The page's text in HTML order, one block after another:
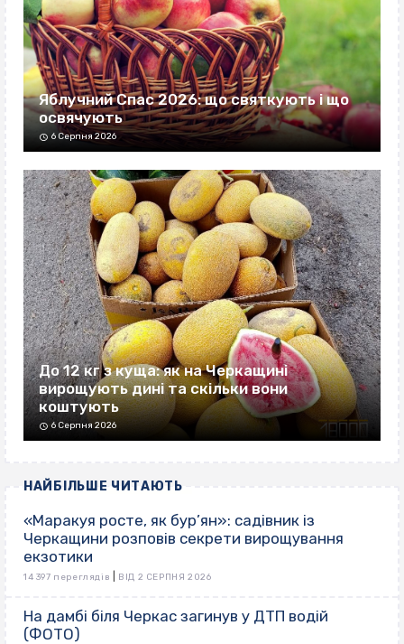
Яблучний Спас 2026: що святкують і що
освячують
6 Серпня 2026
До 12 кг з куща: як на Черкащині
вирощують дині та скільки вони
коштують
6 Серпня 2026
НАЙБІЛЬШЕ ЧИТАЮТЬ
«Маракуя росте, як бур’ян»: садівник із
Черкащини розповів секрети вирощування
екзотики
14 397 переглядів ВІД 2 СЕРПНЯ 2026
На дамбі біля Черкас загинув у ДТП водій
(ФОТО)